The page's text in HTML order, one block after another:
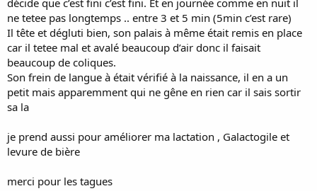
ne tetee pas longtemps .. entre 3 et 5 min (5min c’est rare)
Il tête et dégluti bien, son palais à même était remis en place
car il tetee mal et avalé beaucoup d’air donc il faisait
beaucoup de coliques.
Son frein de langue à était vérifié à la naissance, il en a un
petit mais apparemment qui ne gêne en rien car il sais sortir
sa la
je prend aussi pour améliorer ma lactation , Galactogile et
levure de bière
merci pour les tagues